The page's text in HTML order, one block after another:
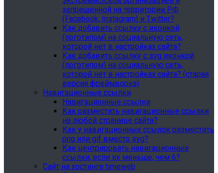
запрещенной на территории РФ
(Facebook, Instagram) и Twitter?
Как добавить ссылку с иконкой
(логотипом) на социальную сеть,
которой нет в настройках сайта?
Как добавить ссылку с svg иконкой
(логотипом) на социальную сеть,
которой нет в настройках сайта? (старая
версия фреймворка)
Навигационные ссылки
Навигационные ссылки
Как разместить навигационные ссылки
на любой странице сайта?
Как у навигационных ссылок разместить
png или gif вместо svg?
Как центрировать навигационные
ссылки, если их меньше, чем 6?
Сайт на хостинге timeweb